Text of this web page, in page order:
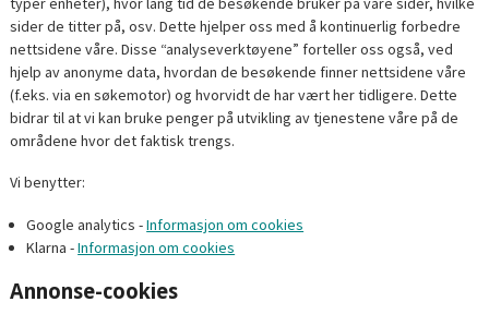
sider de titter på, osv. Dette hjelper oss med å kontinuerlig forbedre
nettsidene våre. Disse “analyseverktøyene” forteller oss også, ved
hjelp av anonyme data, hvordan de besøkende finner nettsidene våre
(f.eks. via en søkemotor) og hvorvidt de har vært her tidligere. Dette
bidrar til at vi kan bruke penger på utvikling av tjenestene våre på de
områdene hvor det faktisk trengs.
Vi benytter:
Google analytics -Informasjon om cookies
Klarna -Informasjon om cookies
Annonse-cookies